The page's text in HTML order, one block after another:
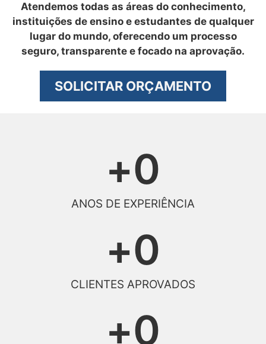
Atendemos todas as áreas do conhecimento,
instituições de ensino e estudantes de qualquer
lugar do mundo, oferecendo um processo
seguro, transparente e focado na aprovação.
SOLICITAR ORÇAMENTO
ANOS DE EXPERIÊNCIA
+0
CLIENTES APROVADOS
+0
+0